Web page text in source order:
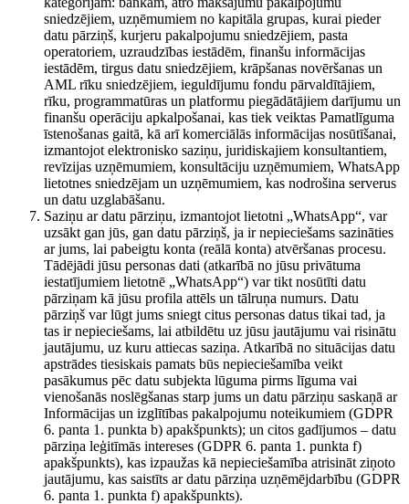
sniedzējiem, uzņēmumiem no kapitāla grupas, kurai pieder
datu pārziņš, kurjeru pakalpojumu sniedzējiem, pasta
operatoriem, uzraudzības iestādēm, finanšu informācijas
iestādēm, tirgus datu sniedzējiem, krāpšanas novēršanas un
AML rīku sniedzējiem, ieguldījumu fondu pārvaldītājiem,
rīku, programmatūras un platformu piegādātājiem darījumu un
finanšu operāciju apkalpošanai, kas tiek veiktas Pamatlīguma
īstenošanas gaitā, kā arī komerciālās informācijas nosūtīšanai,
izmantojot elektronisko saziņu, juridiskajiem konsultantiem,
revīzijas uzņēmumiem, konsultāciju uzņēmumiem, WhatsApp
lietotnes sniedzējam un uzņēmumiem, kas nodrošina serverus
un datu uzglabāšanu.
Saziņu ar datu pārziņu, izmantojot lietotni „WhatsApp“, var
uzsākt gan jūs, gan datu pārziņš, ja ir nepieciešams sazināties
ar jums, lai pabeigtu konta (reālā konta) atvēršanas procesu.
Tādējādi jūsu personas dati (atkarībā no jūsu privātuma
iestatījumiem lietotnē „WhatsApp“) var tikt nosūtīti datu
pārziņam kā jūsu profila attēls un tālruņa numurs. Datu
pārziņš var lūgt jums sniegt citus personas datus tikai tad, ja
tas ir nepieciešams, lai atbildētu uz jūsu jautājumu vai risinātu
jautājumu, uz kuru attiecas saziņa. Atkarībā no situācijas datu
apstrādes tiesiskais pamats būs nepieciešamība veikt
pasākumus pēc datu subjekta lūguma pirms līguma vai
vienošanās noslēgšanas starp jums un datu pārziņu saskaņā ar
Informācijas un izglītības pakalpojumu noteikumiem (GDPR
6. panta 1. punkta b) apakšpunkts); un citos gadījumos – datu
pārziņa leģitīmās intereses (GDPR 6. panta 1. punkta f)
apakšpunkts), kas izpaužas kā nepieciešamība atrisināt ziņoto
jautājumu, kas saistīts ar datu pārziņa uzņēmējdarbību (GDPR
6. panta 1. punkta f) apakšpunkts).